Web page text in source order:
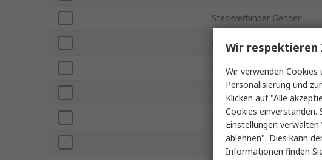
Steckverbinder Gender
Gehäusegröße
Montageart
MIL Standard
IP-Schutzart
Anschlusstyp
Wir
Wir verwenden
Personalisierung und
Klicken auf "Alle
Cookies einverstanden.
Einstellungen
ablehnen". Dies kann
Informationen finden